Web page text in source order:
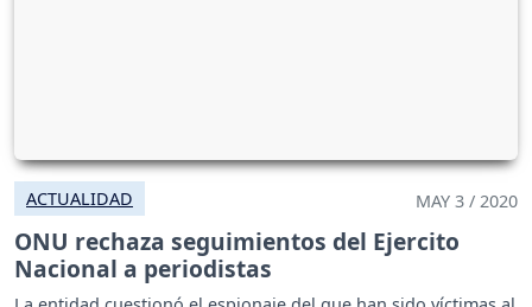
ACTUALIDAD MAY 3 / 2020
ONU rechaza seguimientos del Ejercito
Nacional a periodistas